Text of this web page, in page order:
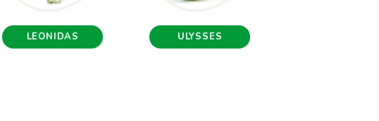
LEONIDAS ULYSSES